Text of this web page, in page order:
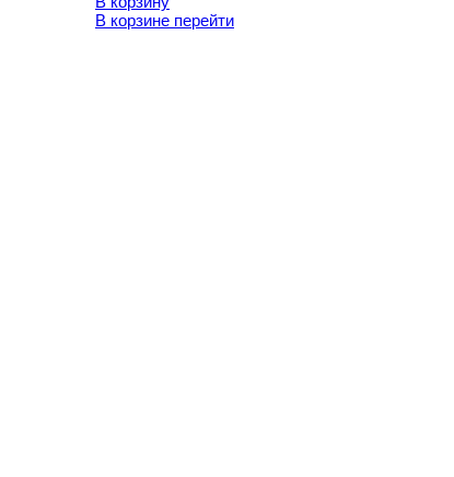
В корзине перейти